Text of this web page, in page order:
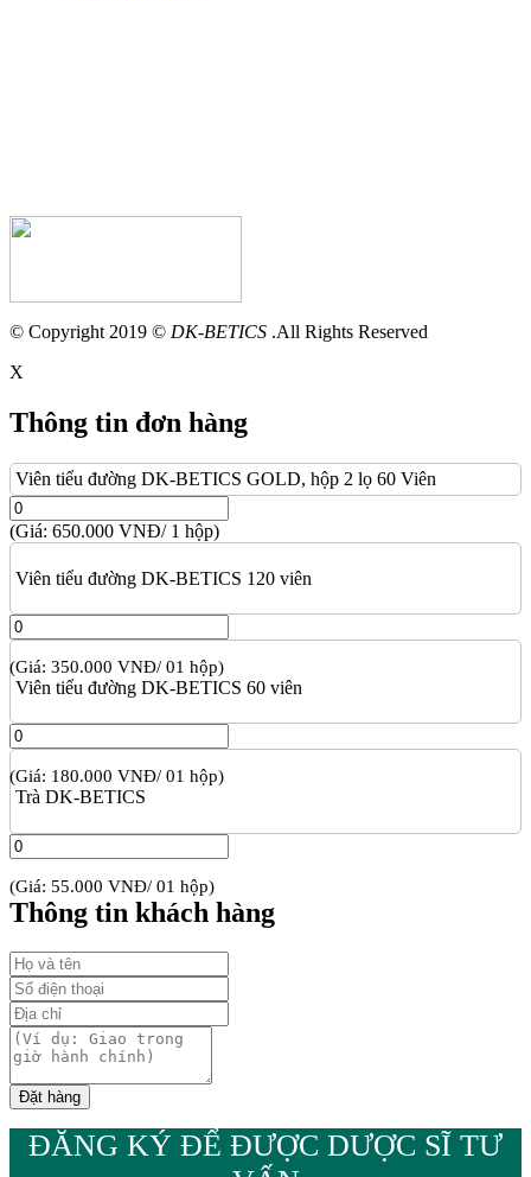
© Copyright 2019 © DK-BETICS .All Rights Reserved
X
Thông tin đơn hàng
Viên tiểu đường DK-BETICS GOLD, hộp 2 lọ 60 Viên
(Giá: 650.000 VNĐ/ 1 hộp)
Viên tiểu đường DK-BETICS 120 viên
(Giá: 350.000 VNĐ/ 01 hộp)
Viên tiểu đường DK-BETICS 60 viên
(Giá: 180.000 VNĐ/ 01 hộp)
Trà DK-BETICS
(Giá: 55.000 VNĐ/ 01 hộp)
Thông tin khách hàng
ĐĂNG KÝ ĐỂ ĐƯỢC DƯỢC SĨ TƯ